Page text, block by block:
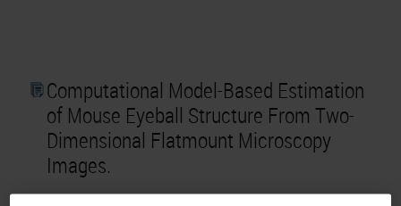
Computational Model-Based Estimation
of Mouse Eyeball Structure From Two-
Dimensional Flatmount Microscopy
Images.